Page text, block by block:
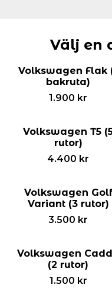
Välj en
Volkswagen Flak
bakruta)
1.900 kr
Volkswagen T5
rutor)
4.400 kr
Volkswagen Golf
Variant (3 rutor)
3.500 kr
Volkswagen
(2 rutor)
1.500 kr